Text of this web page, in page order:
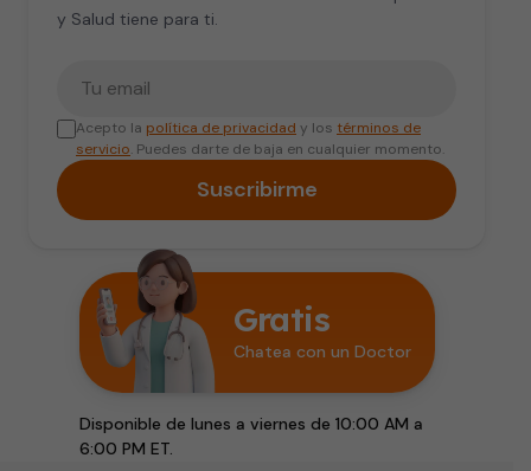
y Salud tiene para ti.
Acepto la política de privacidad y los términos de
servicio. Puedes darte de baja en cualquier momento.
Suscribirme
Gratis
Chatea con un Doctor
Disponible de lunes a viernes de 10:00 AM a
6:00 PM ET.